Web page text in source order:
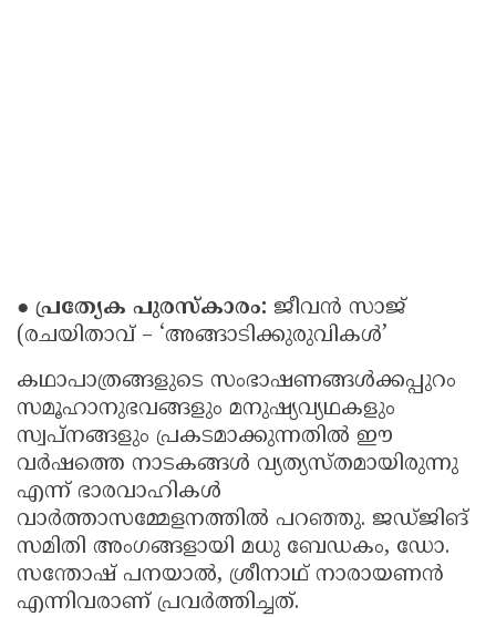
● പ്രത്യേക പുരസ്‌കാരം: ജീവൻ സാജ്
(രചയിതാവ് – ‘അങ്ങാടിക്കുരുവികൾ’
കഥാപാത്രങ്ങളുടെ സംഭാഷണങ്ങൾക്കപ്പുറം
സമൂഹാനുഭവങ്ങളും മനുഷ്യവ്യഥകളും
സ്വപ്നങ്ങളും പ്രകടമാക്കുന്നതിൽ ഈ
വർഷത്തെ നാടകങ്ങൾ വ്യത്യസ്തമായിരുന്നു
എന്ന് ഭാരവാഹികൾ
വാർത്താസമ്മേളനത്തിൽ പറഞ്ഞു. ജഡ്ജിങ്
സമിതി അംഗങ്ങളായി മധു ബേഡകം, ഡോ.
സന്തോഷ് പനയാൽ, ശ്രീനാഥ് നാരായണൻ
എന്നിവരാണ് പ്രവർത്തിച്ചത്.